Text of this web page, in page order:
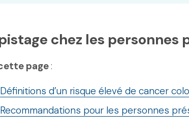
chez les personnes
page:
Définitions d’un risque élevé de cancer
Recommandations pour les personnes